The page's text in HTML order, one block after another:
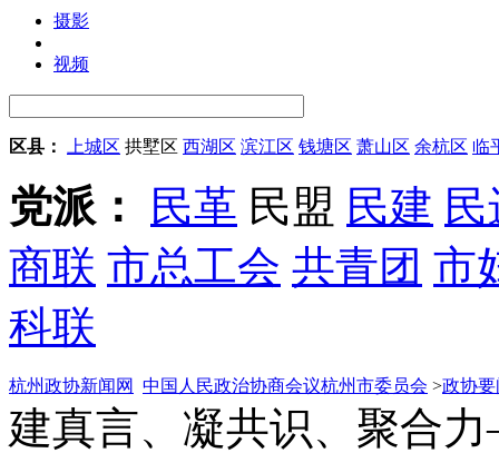
摄影
视频
区县： 上城区 拱墅区 西湖区 滨江区 钱塘区 萧山区 余杭区 临
党派： 民革 民盟 民建
商联 市总工会 共青团 市
科联
杭州政协新闻网 中国人民政治协商会议杭州市委员会 >政协要
建真言、凝共识、聚合